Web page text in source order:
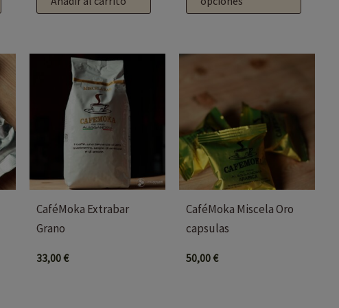
CaféMoka Extrabar
Grano
33,00 €
CaféMoka Miscela Oro
capsulas
50,00 €